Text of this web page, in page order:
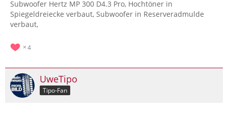
Subwoofer Hertz MP 300 D4.3 Pro, Hochtöner in
Spiegeldreiecke verbaut, Subwoofer in Reserveradmulde
verbaut,
4
UweTipo
Tipo-Fan